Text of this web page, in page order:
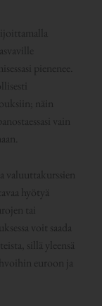
pienenee.
näin
vain
valuuttakurssien
hyötyä
tai
voit saada
sillä yleensä
euroon ja